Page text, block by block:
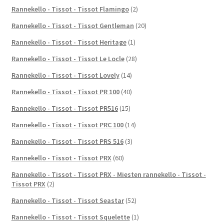
Rannekello - Tissot - Tissot Flamingo (2)
Rannekello - Tissot - Tissot Gentleman (20)
Rannekello - Tissot - Tissot Heritage (1)
Rannekello - Tissot - Tissot Le Locle (28)
Rannekello - Tissot - Tissot Lovely (14)
Rannekello - Tissot - Tissot PR 100 (40)
Rannekello - Tissot - Tissot PR516 (15)
Rannekello - Tissot - Tissot PRC 100 (14)
Rannekello - Tissot - Tissot PRS 516 (3)
Rannekello - Tissot - Tissot PRX (60)
Rannekello - Tissot - Tissot PRX - Miesten rannekello - Tissot -
Tissot PRX (2)
Rannekello - Tissot - Tissot Seastar (52)
Rannekello - Tissot - Tissot Squelette (1)